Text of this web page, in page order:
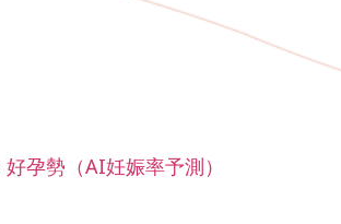
孕勢（AI妊娠率予測）